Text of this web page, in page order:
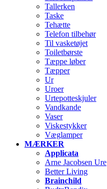
Tallerken
Taske
Tehætte
Telefon tilbehør
Til vasketøjet
Toiletbørste
Tæppe løber
Tæpper
Ur
Uroer
Urtepotteskjuler
Vandkande
Vaser
Viskestykker
Væglamper
MÆRKER
Applicata
Arne Jacobsen Ure
Better Living
Brainchild